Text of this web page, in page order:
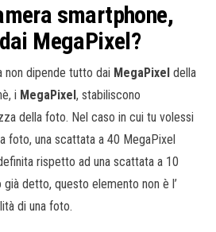
smartphone,
MegaPixel?
non dipende tutto dai MegaPixel della
i MegaPixel , stabiliscono
della foto. Nel caso in cui tu volessi
foto, una scattata a 40 MegaPixel
rispetto ad una scattata a 10
detto, questo elemento non è l’
di una foto.